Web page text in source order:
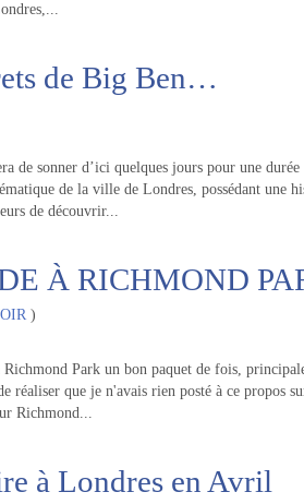
de Big Ben…
de sonner d’ici quelques jours pour une
de la ville de Londres, possédant une
de découvrir...
À RICHMOND
)
Richmond Park un bon paquet de fois,
réaliser que je n'avais rien posté à ce propos
Richmond...
à Londres en Avril